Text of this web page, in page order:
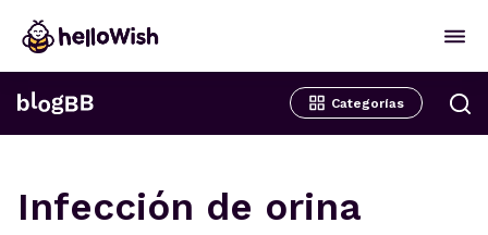
Categorías
Infección de orina